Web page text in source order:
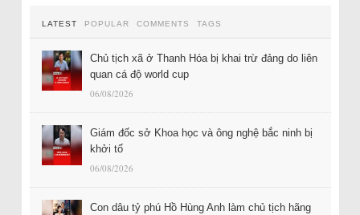
LATEST POPULAR COMMENTS TAGS
Chủ tịch xã ở Thanh Hóa bị khai trừ đảng do liên
quan cá độ world cup
06/08/2026
Giám đốc sở Khoa học và ông nghệ bắc ninh bị
khởi tố
06/08/2026
Con dâu tỷ phú Hồ Hùng Anh làm chủ tịch hãng